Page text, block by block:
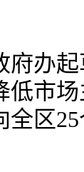
府办
低市
区